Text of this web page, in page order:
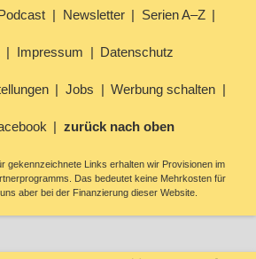
Newsletter Serien A–Z
Impressum Datenschutz
Jobs Werbung schalten
zurück nach oben
gekennzeichnete Links erhalten wir Provisionen im
Das bedeutet keine Mehrkosten für
aber bei der Finanzierung dieser Website.